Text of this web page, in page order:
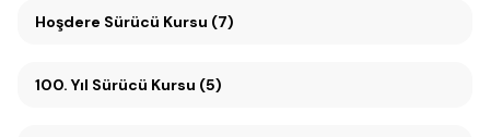
Hoşdere Sürücü Kursu (7)
100. Yıl Sürücü Kursu (5)